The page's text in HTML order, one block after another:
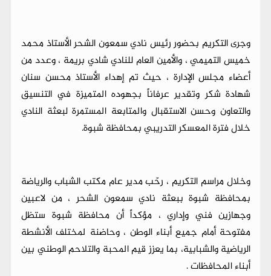
وجرى التكريم بحضور رئيس نادي سمعون الشحر الأستاذ محمد
خميس التميمي ، والأمين العام للنادي شادي بريمة ، وعدد من
أعضاء مجلس الإدارة ، حيث تم إهداء الأستاذ محسن سنان
شهادة شكر وتقدير عرفاناً بجهوده المتميزة في التنسيق
والتعاون وحسن الاستقبال والمتابعة المستمرة لبعثة النادي
خلال فترة المعسكر التدريبي بمحافظة شبوة.
وخلال مراسم التكريم ، رحّب مدير عام مكتب الشباب والرياضة
بمحافظة شبوة ببعثة نادي سمعون الشحر ، من لاعبين
وجهازين فني وإداري ، مؤكداً أن محافظة شبوة ستظل
مفتوحة أمام جميع أبناء الوطن ، وحاضنة لمختلف الأنشطة
الرياضية والشبابية، بما يعزز قيم المحبة والتلاحم الوطني بين
أبناء المحافظات .